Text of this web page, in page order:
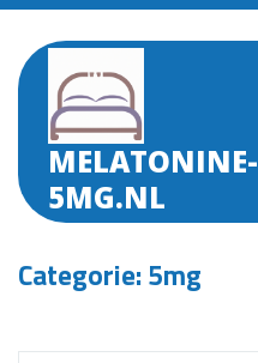
Skip
content
MELATONINE-
5MG.NL
Categorie:5mg